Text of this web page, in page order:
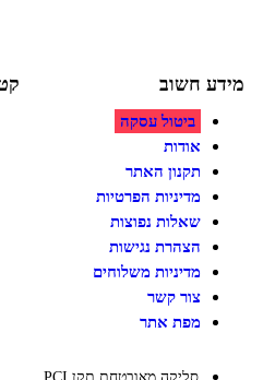
חשוב
ביטול עסקה
תקנון האתר
מדיניות הפרטיות
שאלות נפוצות
הצהרת נגישות
מדיניות משלוחים
צור קשר
מפת אתר